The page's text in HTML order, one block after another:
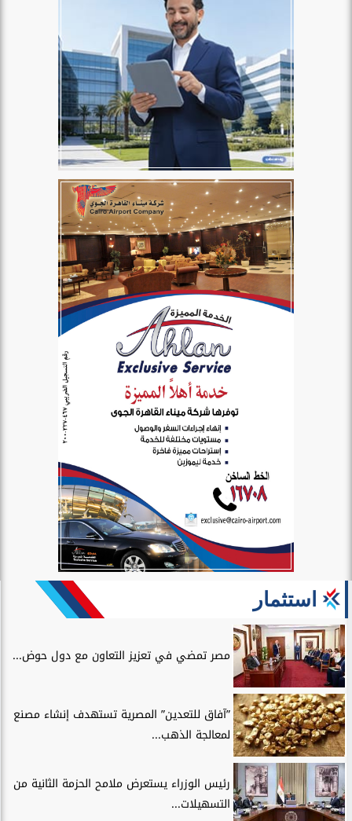
استثمار
مصر تمضي في تعزيز التعاون مع دول حوض...
”آفاق للتعدين” المصرية تستهدف إنشاء مصنع
لمعالجة الذهب...
رئيس الوزراء يستعرض ملامح الحزمة الثانية من
التسهيلات...